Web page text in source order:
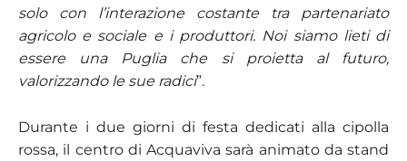
solo con l’interazione costante tra partenariato
agricolo e sociale e i produttori. Noi siamo lieti di
essere una Puglia che si proietta al futuro,
valorizzando le sue radici”.
Durante i due giorni di festa dedicati alla cipolla
rossa, il centro di Acquaviva sarà animato da stand